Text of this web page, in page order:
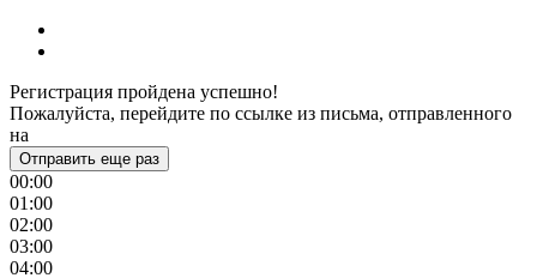
Регистрация пройдена успешно!
Пожалуйста, перейдите по ссылке из письма, отправленного
на
Отправить еще раз
00:00
01:00
02:00
03:00
04:00